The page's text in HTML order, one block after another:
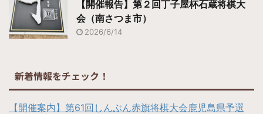
【開催報告】第２回丁子屋杯石蔵将棋大
会（南さつま市）
2026/6/14
新着情報をチェック！
【開催案内】第61回しんぶん赤旗将棋大会鹿児島県予選